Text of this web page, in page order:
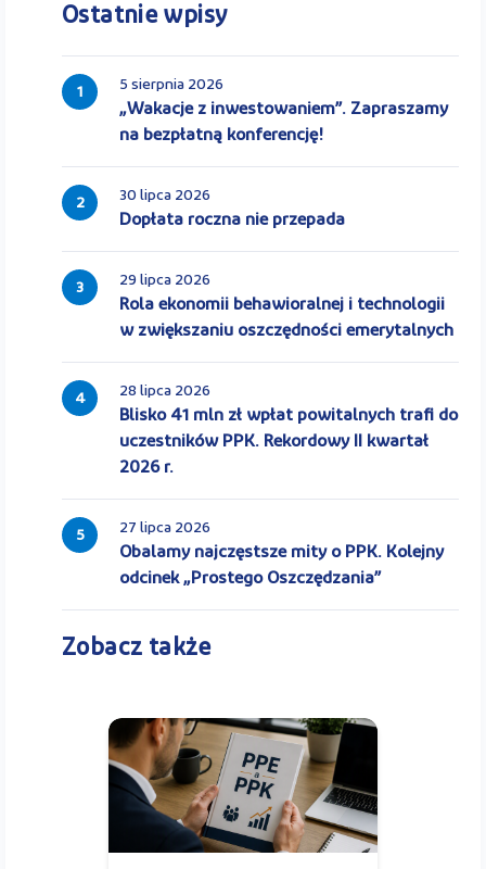
Ostatnie wpisy
1 5 sierpnia 2026
„Wakacje z inwestowaniem”. Zapraszamy
na bezpłatną konferencję!
2 30 lipca 2026
Dopłata roczna nie przepada
3 29 lipca 2026
Rola ekonomii behawioralnej i technologii
w zwiększaniu oszczędności emerytalnych
4 28 lipca 2026
Blisko 41 mln zł wpłat powitalnych trafi do
uczestników PPK. Rekordowy II kwartał
2026 r.
5 27 lipca 2026
Obalamy najczęstsze mity o PPK. Kolejny
odcinek „Prostego Oszczędzania”
Zobacz także